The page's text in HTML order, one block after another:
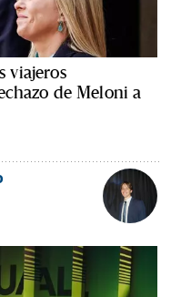
viajeros
de Meloni a